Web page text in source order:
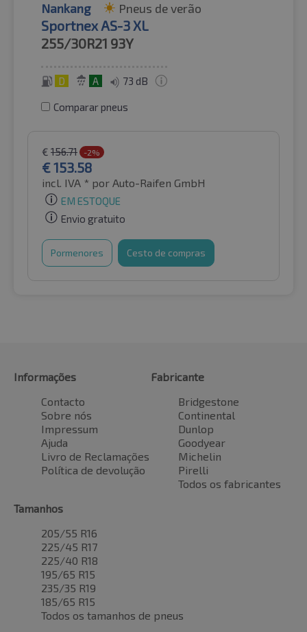
Nankang Pneus de verão
Sportnex AS-3 XL
255/30R21 93Y
D A 73 dB
Comparar pneus
€ 156.71 -2%
€153.58
incl. IVA * por Auto-Raifen GmbH
EM ESTOQUE
Envio gratuito
Pormenores Cesto de compras
Informações
Contacto
Sobre nós
Impressum
Ajuda
Livro de Reclamações
Política de devolução
Fabricante
Bridgestone
Continental
Dunlop
Goodyear
Michelin
Pirelli
Todos os fabricantes
Tamanhos
205/55 R16
225/45 R17
225/40 R18
195/65 R15
235/35 R19
185/65 R15
Todos os tamanhos de pneus